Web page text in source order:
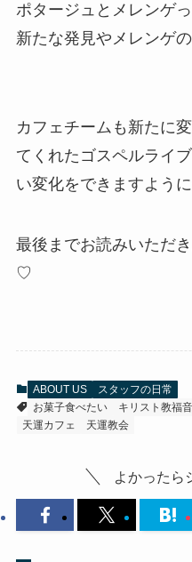
ポタージュとメレンゲ
新たな発見やメレンゲ
カフェチームも新たに
てくれたゴスペルライ
い変化をできますように
最後までお読みいただ
♡
ABOUT US
スタッフの日常
お菓子食べたい
キリスト教福
天運カフェ
天運教会
よかったら